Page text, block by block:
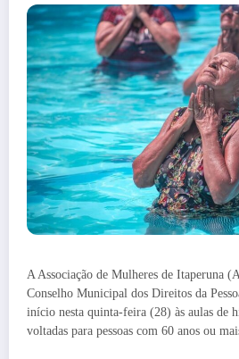
A Associação de Mulheres de Itaperuna
Conselho Municipal dos Direitos da
início nesta quinta-feira (28) às aulas de
voltadas para pessoas com 60 anos ou